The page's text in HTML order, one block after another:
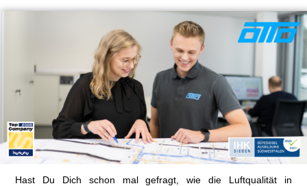
Hast Du Dich schon mal gefragt, wie die Luftqualität in